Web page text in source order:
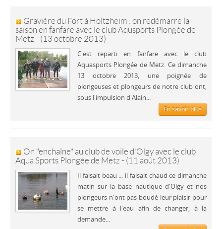
Gravière du Fort à Holtzheim : on redémarre la
saison en fanfare avec le club Aqusports Plongée de
Metz - (13 octobre 2013)
C'est reparti en fanfare avec le club
Aquasports Plongée de Metz. Ce dimanche
13 octobre 2013, une poignée de
plongeuses et plongeurs de notre club ont,
sous l'impulsion d'Alain...
En savoir plus
On "enchaîne" au club de voile d'Olgy avec le club
Aqua Sports Plongée de Metz - (11 août 2013)
Il faisait beau ... il faisait chaud ce dimanche
matin sur la base nautique d'Olgy et nos
plongeurs n'ont pas boudé leur plaisir pour
se mettre à l'eau afin de changer, à la
demande...